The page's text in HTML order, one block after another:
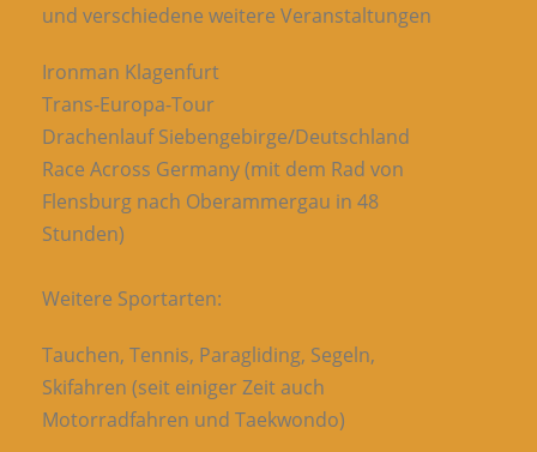
und verschiedene weitere Veranstaltungen
Ironman Klagenfurt
Trans-Europa-Tour
Drachenlauf Siebengebirge/Deutschland
Race Across Germany (mit dem Rad von
Flensburg nach Oberammergau in 48
Stunden)
Weitere Sportarten:
Tauchen, Tennis, Paragliding, Segeln,
Skifahren (seit einiger Zeit auch
Motorradfahren und Taekwondo)